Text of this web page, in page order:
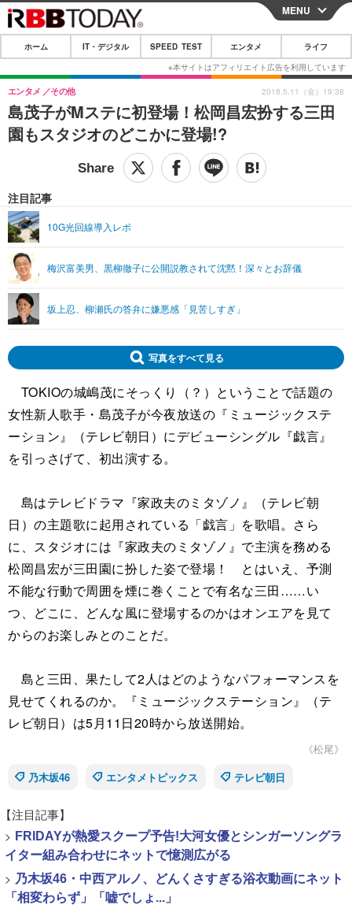
CLOSE
ホーム
IT・デジタル
IT・デジタルTOP スマートフォン
その他
SPEED TEST
映画・ドラマ
グラビア ブログ
ショッピング
ライフTOP
リリース一覧
プッシュ通知の停止方法
MENU
ホーム IT・デジタル SPEED TEST エンタメ ライフ
島茂子がMステに初登場！松岡昌宏扮する三田
園もスタジオのどこかに登場!?
エンタメ その他
注目記事
10G光回線導入レポ
梅沢富美男、黒柳徹子に公開説教されて沈黙！深々とお辞儀
坂上忍、柳瀬氏の答弁に嫌悪感「見苦しすぎ」
2018.5.11（金）19:38
写真をすべて見る
TOKIOの城嶋茂にそっくり（？）ということで話題の
女性新人歌手・島茂子が今夜放送の『ミュージックステ
ーション』（テレビ朝日）にデビューシングル『戯言』
を引っさげて、初出演する。
島はテレビドラマ『家政夫のミタゾノ』（テレビ朝
日）の主題歌に起用されている「戯言」を歌唱。さら
に、スタジオには『家政夫のミタゾノ』で主演を務める
松岡昌宏が三田園に扮した姿で登場！ とはいえ、予測
不能な行動で周囲を煙に巻くことで有名な三田……い
つ、どこに、どんな風に登場するのかはオンエアを見て
からのお楽しみとのことだ。
島と三田、果たして2人はどのようなパフォーマンスを
見せてくれるのか。『ミュージックステーション』（テ
レビ朝日）は5月11日20時から放送開始。
《松尾》
乃木坂46
エンタメトピックス テレビ朝日
【注目記事】
> FRIDAYが熱愛スクープ予告!大河女優とシンガーソングラ
イター組み合わせにネットで憶測広がる
> 乃木坂46・中西アルノ、どんくさすぎる浴衣動画にネット
「相変わらず」「嘘でしょ...」